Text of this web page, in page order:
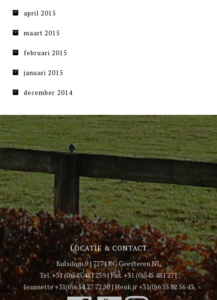
april 2015
maart 2015
februari 2015
januari 2015
december 2014
LOCATIE & CONTACT
Kulsdom 9 | 7274 EG Geesteren NL
Tel. +31 (0)545 481 259 | Fax. +31 (0)545 481 271
Jeannette +31(0)6 54 27 72 50 | Henk jr +31(0)6 55 82 56 43